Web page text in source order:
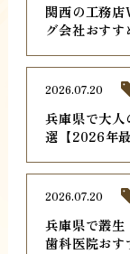
関西の工務
グ会社おすす
兵庫県で大人
選【2026年最
2026.07.20
兵庫県で叢生
歯科医院おす
2026.07.20